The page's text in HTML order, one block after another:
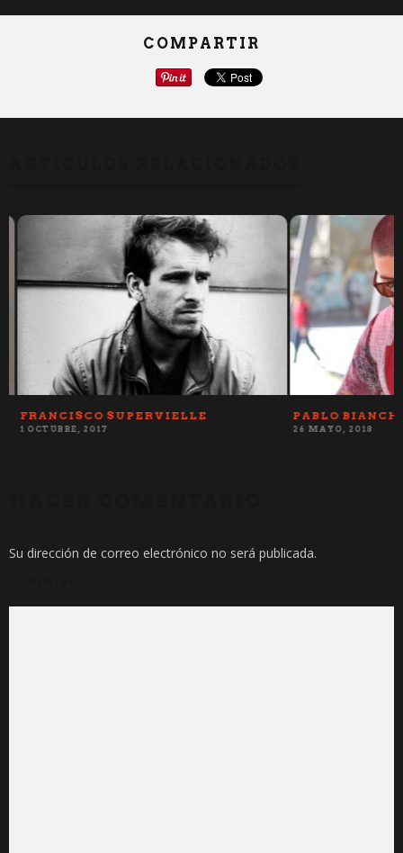
COMPARTIR
FRANCISCO SUPERVIELLE
1 OCTUBRE, 2017
PABLO BIANCHI
26 MAYO, 2018
Su dirección de correo electrónico no será publicada.